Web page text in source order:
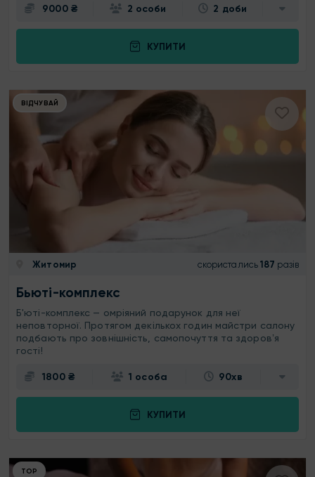
9000 ₴ 2 особи 2 доби
КУПИТИ
ВІДЧУВАЙ
Житомир скористались 187 разів
Бьюті-комплекс
Б'юті-комплекс — омріяний подарунок для неї
неповторної. Протягом декількох годин майстри салону
подбають про зовнішність, самопочуття та здоровʼя
гості!
1800 ₴ 1 особа 90хв
КУПИТИ
ТОР